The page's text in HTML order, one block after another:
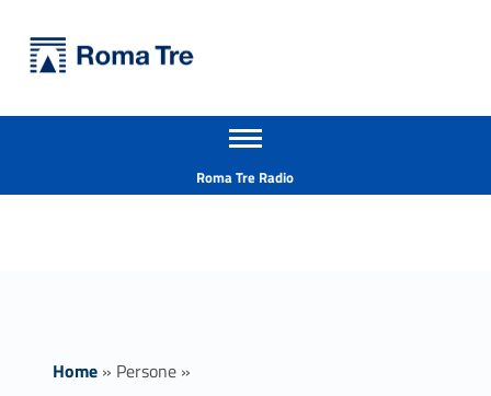
ALESSANDRA CARLETTI ricerca - Università Roma Tre
Apri il menu secondario
Roma Tre Radio
Home» Persone»